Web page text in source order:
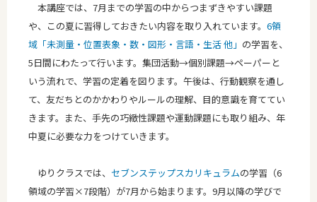
本講座では、7月までの学習の中からつまずきやすい課題
や、この夏に習得しておきたい内容を取り入れています。 6領
域「未測量・位置表象・数・図形・言語・生活 他」 の学習を、
5日間にわたって行います。集団活動→個別課題→ペーパーと
いう流れで、学習の定着を図ります。午後は、行動観察を通し
て、友だちとのかかわりやルールの理解、目的意識を育ててい
きます。また、手先の巧緻性課題や運動課題にも取り組み、年
中夏に必要な力をつけていきます。
ゆりクラスでは、 セブンステップスカリキュラムの学習（6
領域の学習×7段階）が7月から始まります。9月以降の学びで